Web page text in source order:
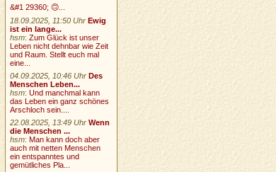
&#1 29360; 🙃...
18.09.2025, 11:50 Uhr Ewig
ist ein lange...
hsm:Zum Glück ist unser
Leben nicht dehnbar wie Zeit
und Raum. Stellt euch mal
eine...
04.09.2025, 10:46 Uhr Des
Menschen Leben...
hsm:Und manchmal kann
das Leben ein ganz schönes
Arschloch sein....
22.08.2025, 13:49 Uhr Wenn
die Menschen ...
hsm:Man kann doch aber
auch mit netten Menschen
ein entspanntes und
gemütliches Pla...